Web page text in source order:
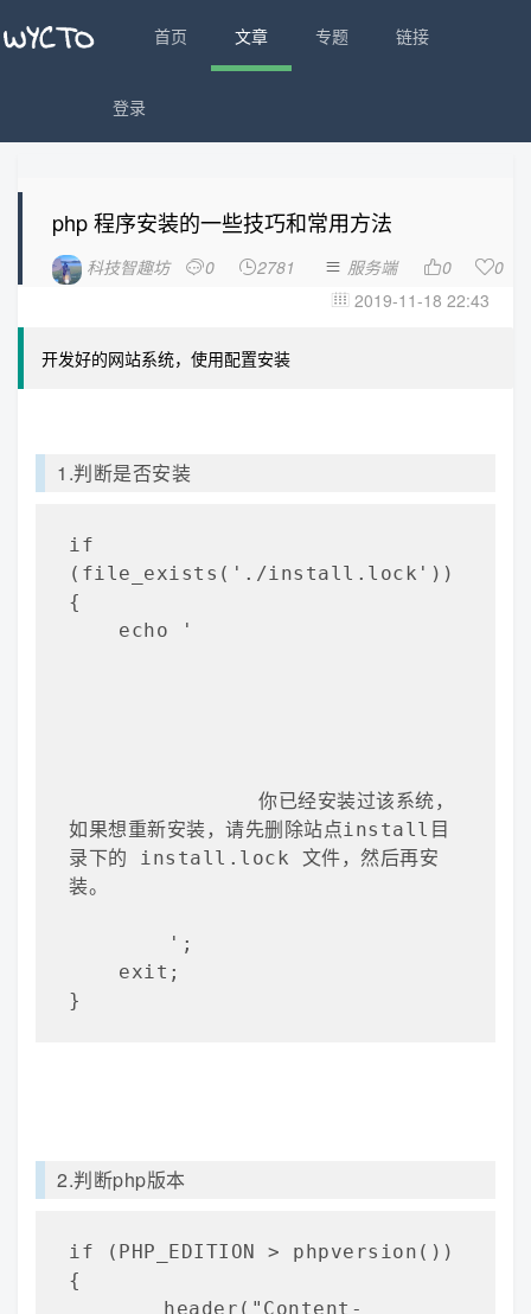
首页 文章 专题 链接
登录
php 程序安装的一些技巧和常用方法
科技智趣坊 0 2781  服务端 0 0
 2019-11-18 22:43
开发好的网站系统，使用配置安装
1.判断是否安装
if
(file_exists('./install.lock'))
{
如果想重新安装，请先删除站点install目
录下的 install.lock 文件，然后再安
装。
}
2.判断php版本
if (PHP_EDITION > phpversion())
{